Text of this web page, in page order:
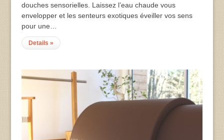
douches sensorielles. Laissez l’eau chaude vous
envelopper et les senteurs exotiques éveiller vos sens
pour une…
Details »